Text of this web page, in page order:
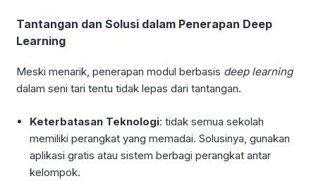
Tantangan dan Solusi dalam Penerapan Deep
Learning
Meski menarik, penerapan modul berbasis deep learning
dalam seni tari tentu tidak lepas dari tantangan.
Keterbatasan Teknologi: tidak semua sekolah
memiliki perangkat yang memadai. Solusinya, gunakan
aplikasi gratis atau sistem berbagi perangkat antar
kelompok.